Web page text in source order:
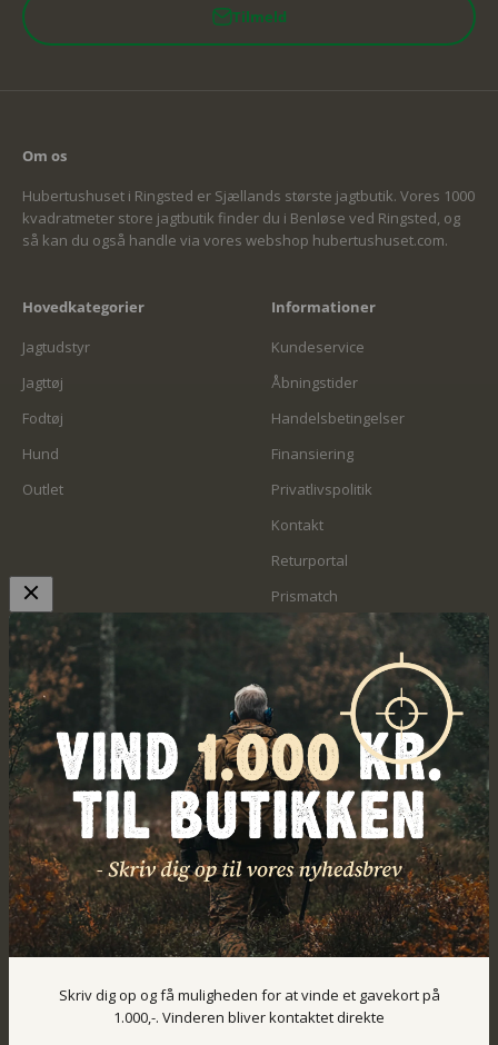
Skriv dig op og få muligheden for at vinde et gavekort på
1.000,-. Vinderen bliver kontaktet direkte
Tilmeld
Om os
Hubertushuset i Ringsted er Sjællands største jagtbutik. Vores 1000
kvadratmeter store jagtbutik finder du i Benløse ved Ringsted, og
så kan du også handle via vores webshop hubertushuset.com.
Hovedkategorier
Jagtudstyr
Jagttøj
Fodtøj
Hund
Outlet
Informationer
Kundeservice
Åbningstider
Handelsbetingelser
Finansiering
Privatlivspolitik
Kontakt
Returportal
Prismatch
Artikler om jagt
Hubertushuset
Om os
Værkstedet
Prisliste for værkstedet
Indskydningsbanen
Arrangementer
Danmark (DKK kr.)